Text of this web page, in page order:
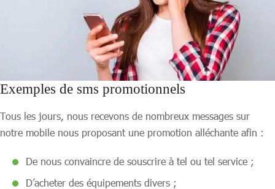
Exemples de sms promotionnels
Tous les jours, nous recevons de nombreux messages sur
notre mobile nous proposant une promotion alléchante afin :
De nous convaincre de souscrire à tel ou tel service ;
D’acheter des équipements divers ;